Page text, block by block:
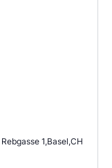
Rebgasse 1,Basel,CH